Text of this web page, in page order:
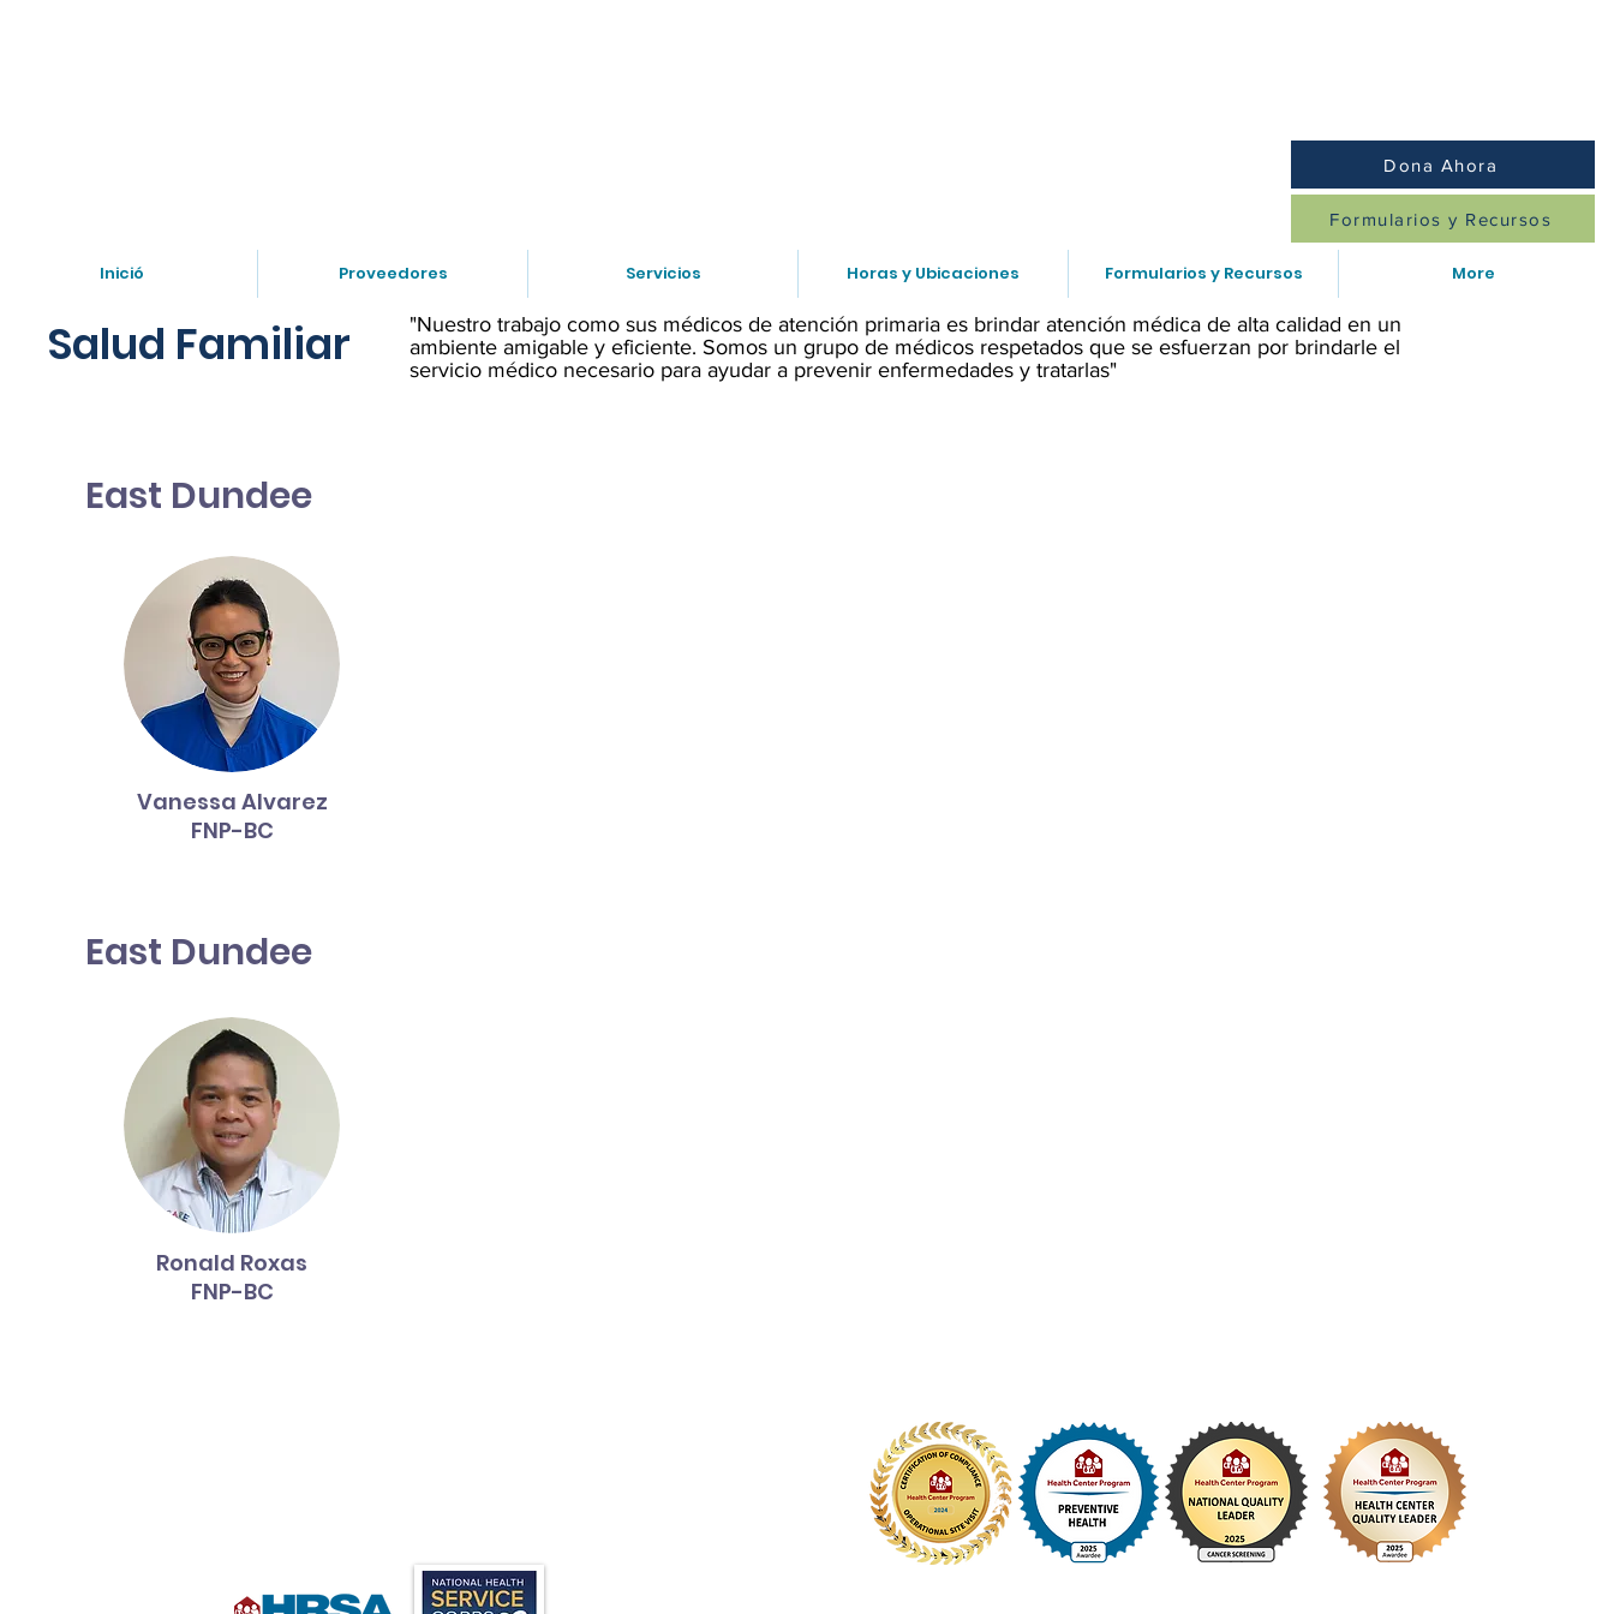
Dona Ahora
Formularios y Recursos
Inició Proveedores Servicios Horas y Ubicaciones Formularios y Recursos More
Salud Familiar
"Nuestro trabajo como sus médicos de atención primaria es brindar atención médica de alta calidad en un
ambiente amigable y eficiente. Somos un grupo de médicos respetados que se esfuerzan por brindarle el
servicio médico necesario para ayudar a prevenir enfermedades y tratarlas"
East Dundee
Vanessa Alvarez
FNP-BC
East Dundee
Ronald Roxas
FNP-BC